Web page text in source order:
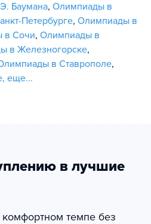
Баумана, Олимпиады в
Петербурге, Олимпиады в
в Сочи, Олимпиады в
в Железногорске,
в Ставрополе,
, еще...
в лучшие
темпе без